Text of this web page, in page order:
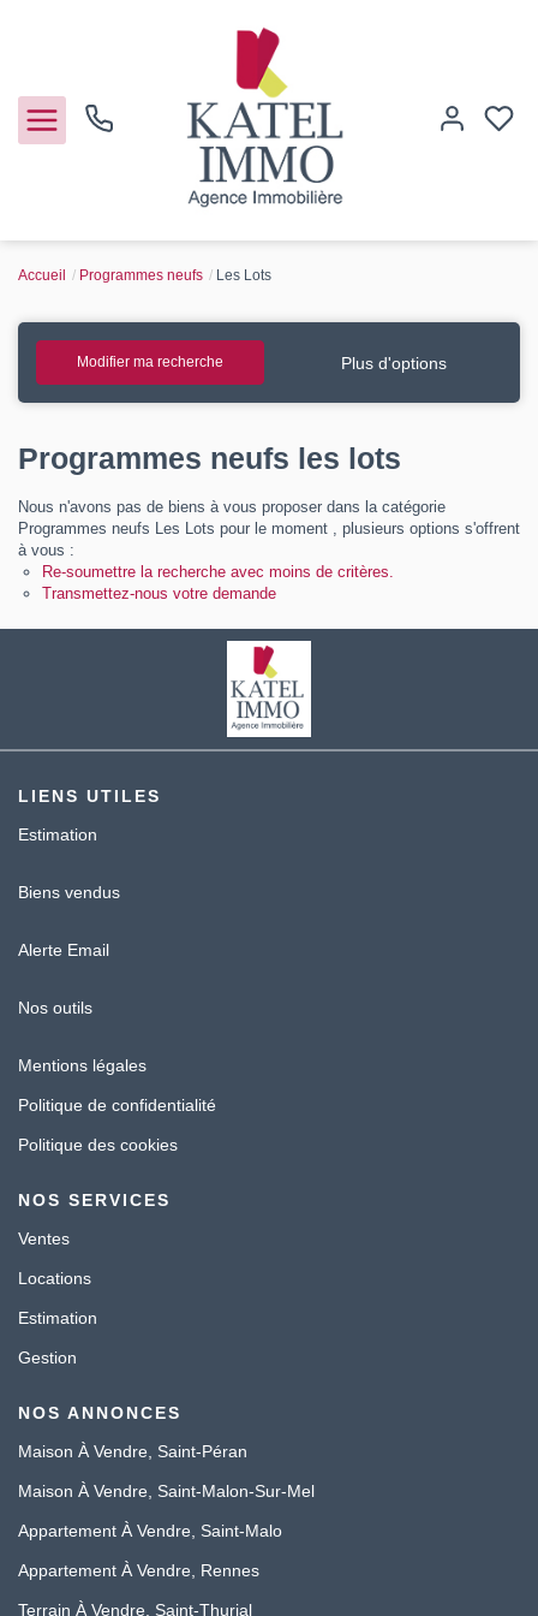
Vendre
Guide de l'immo
Contact
Accueil Programmes neufs Les Lots
Modifier ma recherche Plus d'options
Programmes neufs les lots
Nous n'avons pas de biens à vous proposer dans la catégorie
Programmes neufs Les Lots pour le moment , plusieurs options s'offrent
à vous :
Re-soumettre la recherche avec moins de critères.
Transmettez-nous votre demande
LIENS UTILES
Estimation
Biens vendus
Alerte Email
Nos outils
Mentions légales
Politique de confidentialité
Politique des cookies
NOS SERVICES
Ventes
Locations
Estimation
Gestion
NOS ANNONCES
Maison À Vendre, Saint-Péran
Maison À Vendre, Saint-Malon-Sur-Mel
Appartement À Vendre, Saint-Malo
Appartement À Vendre, Rennes
Terrain À Vendre, Saint-Thurial